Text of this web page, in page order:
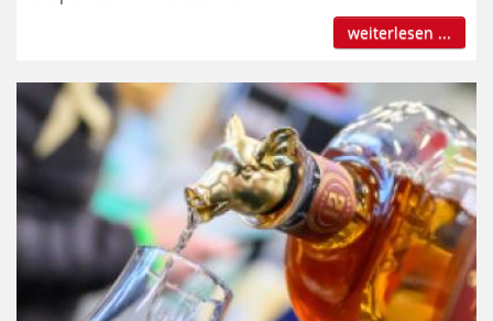
weiterlesen ...